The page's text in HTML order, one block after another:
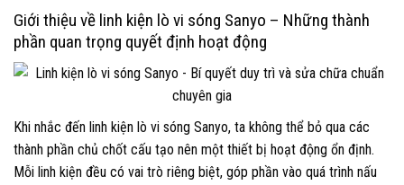
Giới thiệu về linh kiện lò vi sóng Sanyo – Những thành
phần quan trọng quyết định hoạt động
Khi nhắc đến linh kiện lò vi sóng Sanyo, ta không thể bỏ qua các
thành phần chủ chốt cấu tạo nên một thiết bị hoạt động ổn định.
Mỗi linh kiện đều có vai trò riêng biệt, góp phần vào quá trình nấu